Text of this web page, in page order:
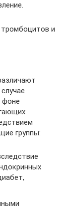
тромбоцитов и
фоне
группы: